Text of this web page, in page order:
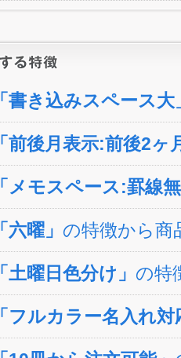
「書き込みスペース大
「前後月表示:前後2ヶ
「メモスペース:罫線
「六曜」 の特徴から商
「土曜日色分け」 の特
「フルカラー名入れ対